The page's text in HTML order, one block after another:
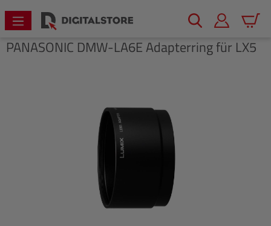
springen
PANASONIC DMW-LA6E Adapterring für LX5